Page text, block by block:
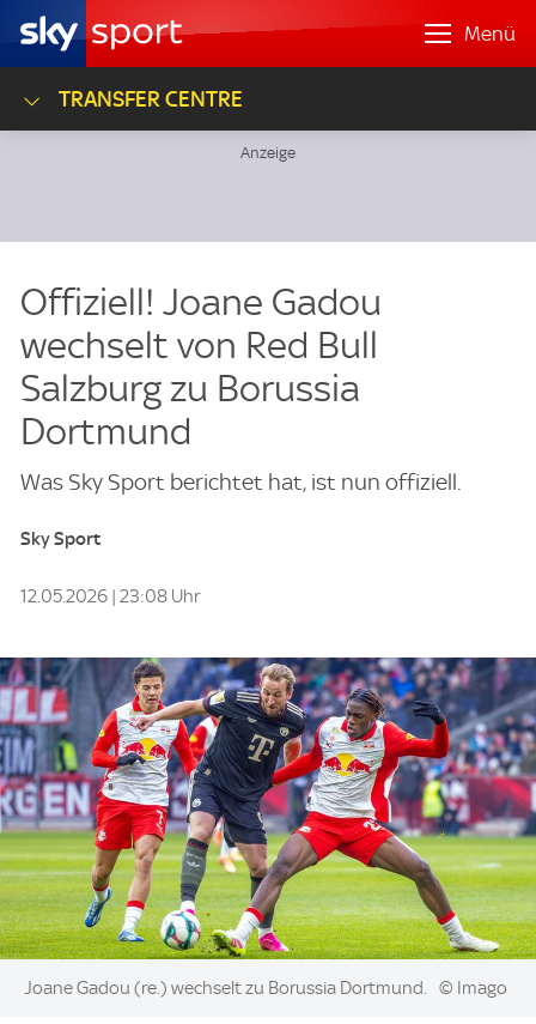
Menü
TRANSFER CENTRE
Offiziell! Joane Gadou
wechselt von Red Bull
Salzburg zu Borussia
Dortmund
Was Sky Sport berichtet hat, ist nun offiziell.
Sky Sport
12.05.2026 | 23:08 Uhr
Image:
Joane Gadou (re.) wechselt zu Borussia Dortmund. © Imago